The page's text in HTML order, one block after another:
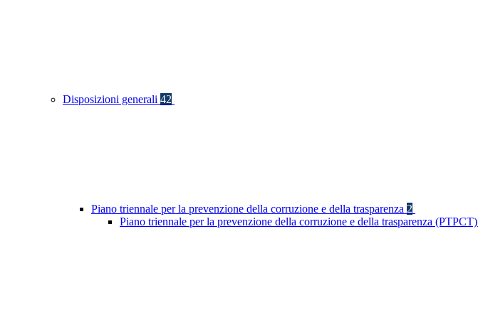
Disposizioni generali 42
Piano triennale per la prevenzione della corruzione e della trasparenza 2
Piano triennale per la prevenzione della corruzione e della trasparenza (PTPCT)